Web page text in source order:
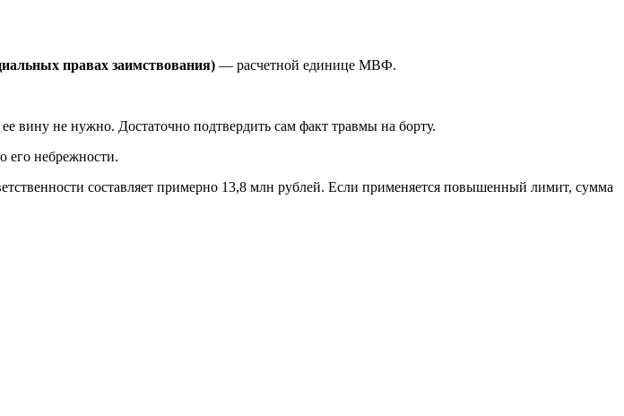
правах заимствования) — расчетной единице МВФ.
вину не нужно. Достаточно подтвердить сам факт травмы на борту.
его небрежности.
составляет примерно 13,8 млн рублей. Если применяется повышенный лимит, сумма